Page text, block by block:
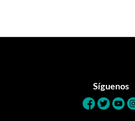
Síguenos